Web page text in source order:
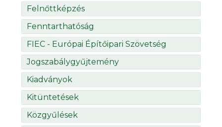
Felnőttképzés
Fenntarthatóság
FIEC - Európai Építőipari Szövetség
Jogszabálygyűjtemény
Kiadványok
Kitüntetések
Közgyűlések